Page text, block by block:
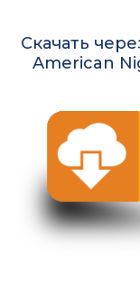
Скачать
American